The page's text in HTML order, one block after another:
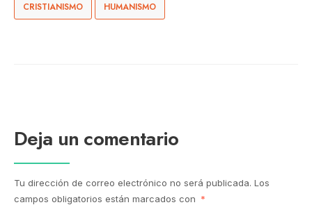
CRISTIANISMO HUMANISMO
Deja un comentario
Tu dirección de correo electrónico no será publicada. Los
campos obligatorios están marcados con *